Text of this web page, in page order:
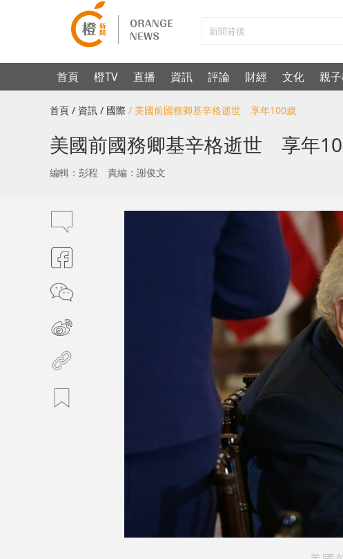
首頁 橙TV 直播 資訊 評論 財經 文化 親
首頁 / 資訊 / 國際 / 美國前國務卿基辛格逝世 享年100歲
美國前國務卿基辛格逝世 享年
編輯：彭程 責編：謝俊文